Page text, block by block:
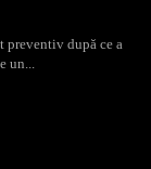
preventiv după ce a